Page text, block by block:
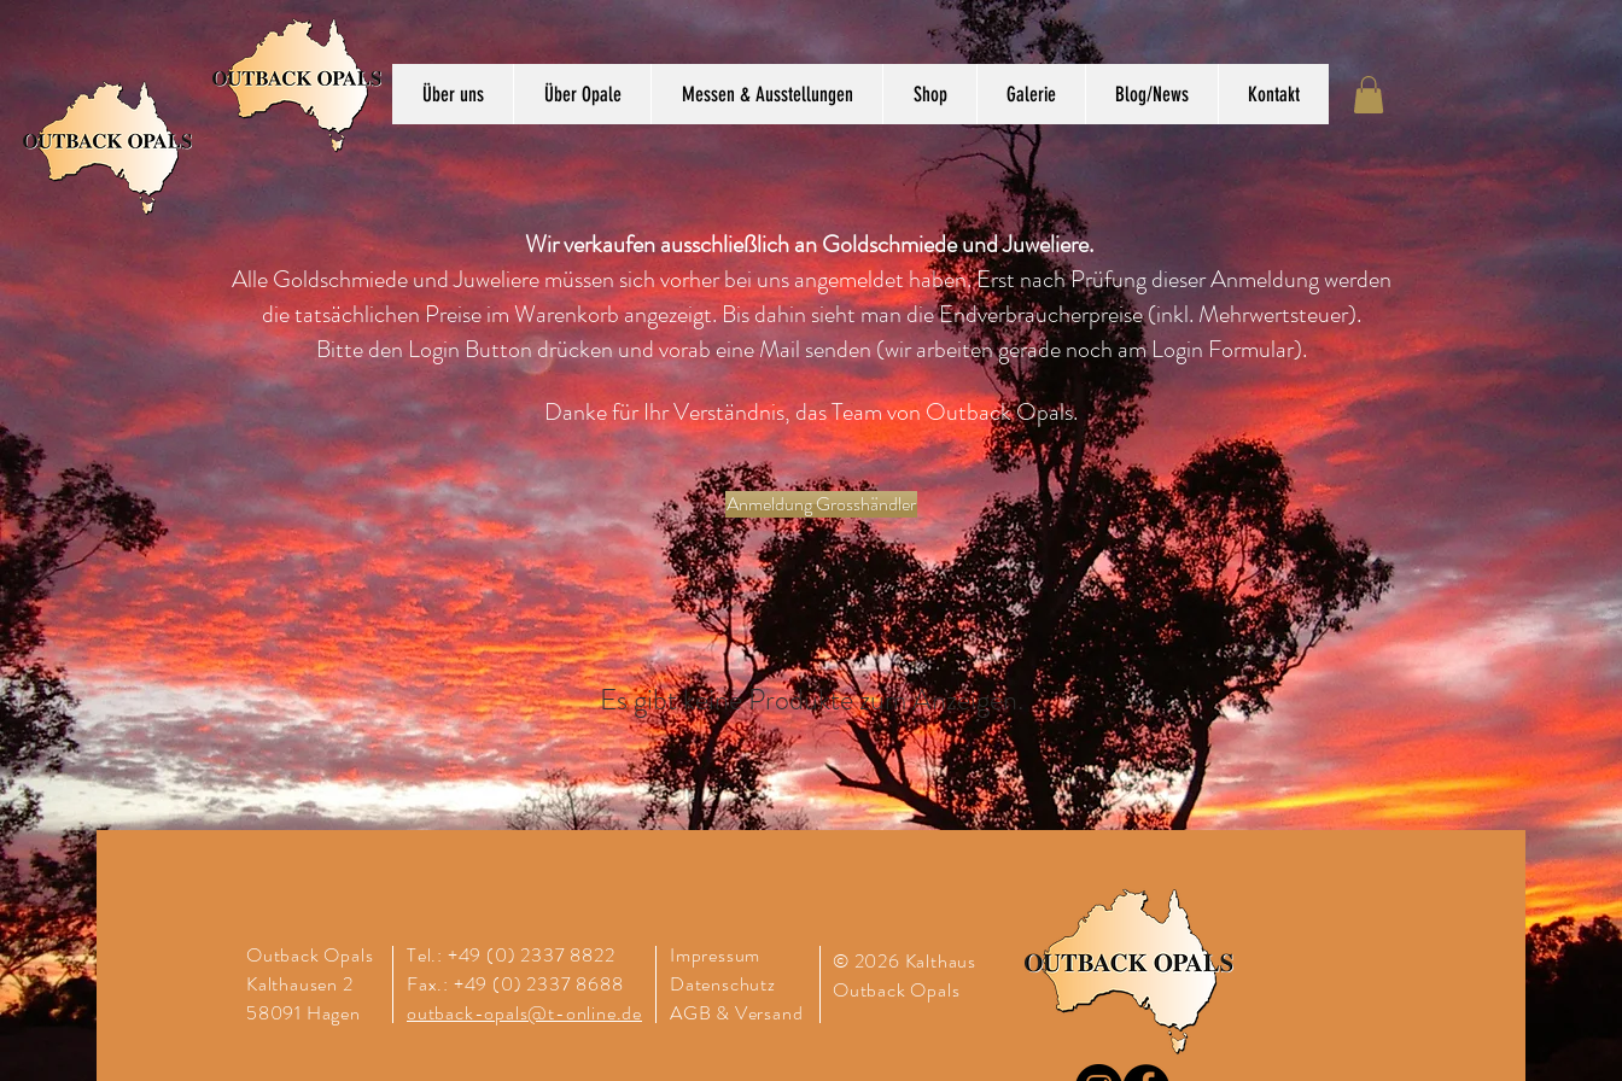
Über uns Über Opale Messen & Ausstellungen Shop Galerie Blog/News Kontakt
Wir verkaufen ausschließlich an Goldschmiede und Juweliere.
Alle Goldschmiede und Juweliere müssen sich vorher bei uns angemeldet haben. Erst nach Prüfung dieser Anmeldung werden
die tatsächlichen Preise im Warenkorb angezeigt. Bis dahin sieht man dieEndverbraucherpreise (inkl. Mehrwertsteuer).
Bitte den Login Button drücken und vorab eine Mail senden (wir arbeiten gerade noch am Login Formular).
Danke für Ihr Verständnis, das Team von Outback Opals.
Anmeldung Grosshändler
Es gibt keine Produkte zum Anzeigen.
Outback Opals
Kalthausen 2
58091 Hagen
Tel.: +49 (0) 2337 8822
Fax.: +49 (0) 2337 8688
outback-opals@t-online.de
Impressum
Datenschutz
AGB & Versand
© 2026 Kalthaus
Outback Opals